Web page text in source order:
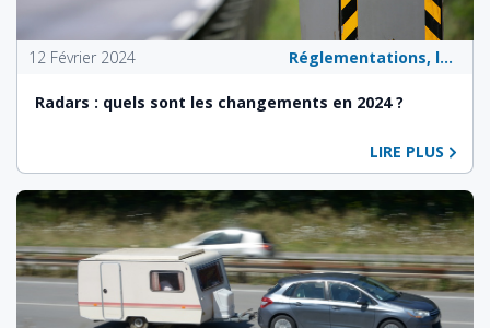
12 Février 2024 Réglementations, lois et politiques publiques
Radars : quels sont les changements en 2024 ?
LIRE PLUS